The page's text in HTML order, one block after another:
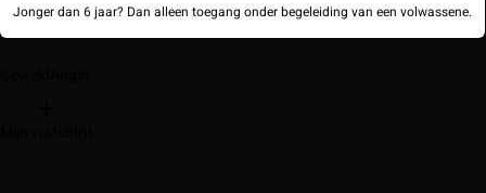
Jonger dan 6 jaar? Dan alleen toegang onder begeleiding van een volwassene.